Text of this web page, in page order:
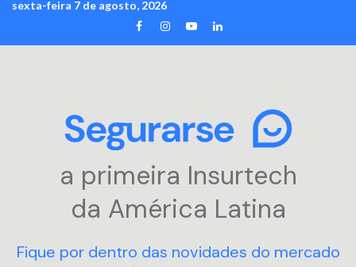
Skip
content
sexta-feira 7 de agosto, 2026
FACEBOOK
INSTAGRAM
YOUTUBE
LINKEDIN
a primeira Insurtech
da América Latina
Fique por dentro das novidades do mercado